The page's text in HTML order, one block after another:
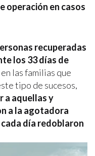
operación en casos
recuperadas
los 33 días de
en las familias que
tipo de sucesos,
a aquellas y
a la agotadora
día redoblaron